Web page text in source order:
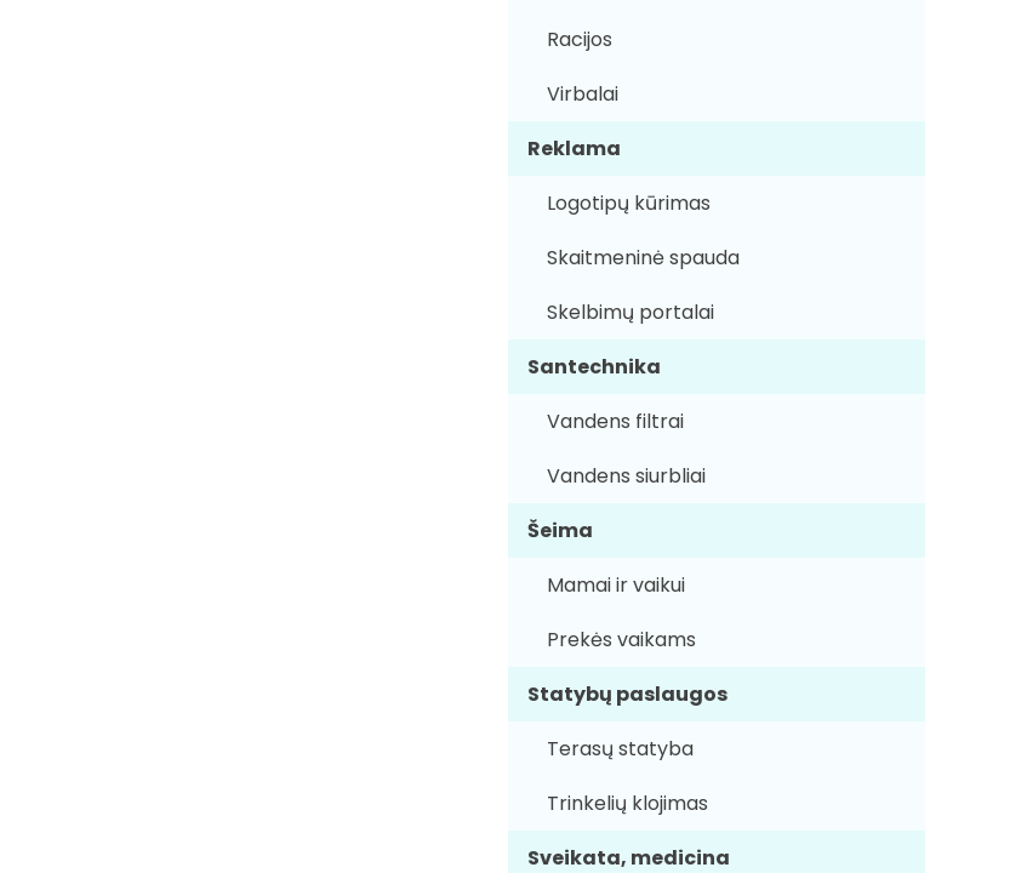
Racijos
Virbalai
Reklama
Logotipų kūrimas
Skaitmeninė spauda
Skelbimų portalai
Santechnika
Vandens filtrai
Vandens siurbliai
Šeima
Mamai ir vaikui
Prekės vaikams
Statybų paslaugos
Terasų statyba
Trinkelių klojimas
Sveikata, medicina